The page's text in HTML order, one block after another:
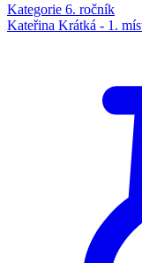
Kategorie 6. ročník
Kateřina Krátká - 1.